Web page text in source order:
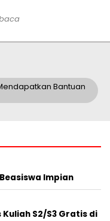
Bantuan
Impian
Kuliah S2/S3 Gratis di